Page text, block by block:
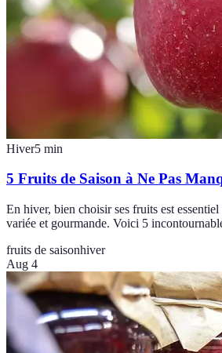
Hiver5 min
5 Fruits de Saison à Ne Pas
En hiver, bien choisir ses fruits est
variée et gourmande. Voici 5
fruits de saisonhiver
Aug 4